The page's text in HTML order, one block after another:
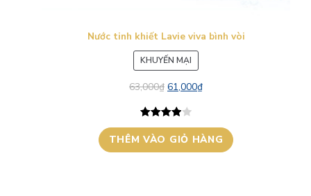
Nước tinh khiết Lavie viva bình vòi
KHUYẾN MẠI
PHẨM
ĐANG
63,000₫ 61,000₫
4.00trên
5 dựa trên
1
THÊM VÀO GIỎ HÀNG